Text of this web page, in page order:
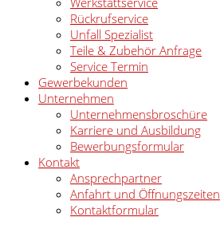
Rückrufservice
Unfall Spezialist
Teile & Zubehör Anfrage
Service Termin
Gewerbekunden
Unternehmen
Unternehmensbroschüre
Karriere und Ausbildung
Bewerbungsformular
Kontakt
Ansprechpartner
Anfahrt und Öffnungszeiten
Kontaktformular